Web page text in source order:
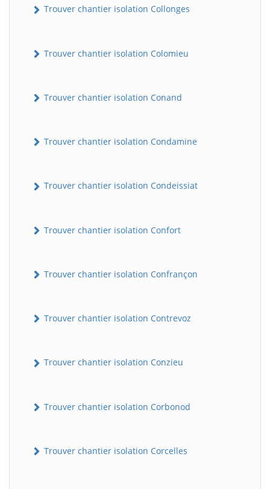
Trouver chantier isolation Collonges
Trouver chantier isolation Colomieu
Trouver chantier isolation Conand
Trouver chantier isolation Condamine
Trouver chantier isolation Condeissiat
Trouver chantier isolation Confort
Trouver chantier isolation Confrançon
Trouver chantier isolation Contrevoz
Trouver chantier isolation Conzieu
Trouver chantier isolation Corbonod
Trouver chantier isolation Corcelles
B BatiWebPro